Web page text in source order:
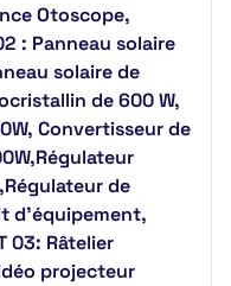
Otoscope,
: Panneau solaire
solaire de
de 600 W,
Convertisseur de
de
d'équipement,
03: Râtelier
projecteur